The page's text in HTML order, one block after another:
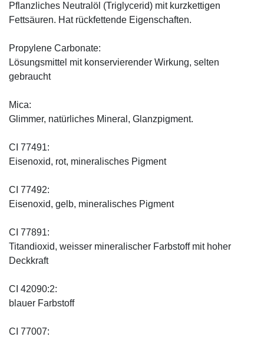
Pflanzliches Neutralöl (Triglycerid) mit kurzkettigen
Fettsäuren. Hat rückfettende Eigenschaften.
Propylene Carbonate:
Lösungsmittel mit konservierender Wirkung, selten
gebraucht
Mica:
Glimmer, natürliches Mineral, Glanzpigment.
CI 77491:
Eisenoxid, rot, mineralisches Pigment
CI 77492:
Eisenoxid, gelb, mineralisches Pigment
CI 77891:
Titandioxid, weisser mineralischer Farbstoff mit hoher
Deckkraft
CI 42090:2:
blauer Farbstoff
CI 77007: